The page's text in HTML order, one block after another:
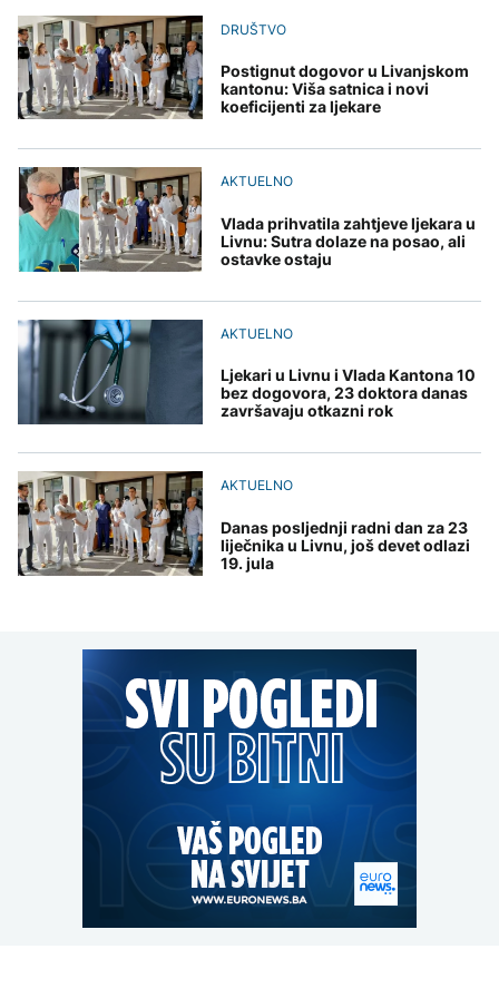
Počela isplata penzija u
RS
Nuklearka Krško
zbog niskog vodostaja i
visokih temperatura
Save
graničnim prelazima u
EU: Koja je svrha EES
čim je preopterećen?
Skočile cijene nafte na
se to odraziti na BiH
miliona dolara
KULTURA
Rat i pijesak prijete
Meroe u Sudanu
albumu
DRUŠTVO
Postignut dogovor u Livanjskom
kantonu: Viša satnica i novi
koeficijenti za ljekare
AKTUELNO
Vlada prihvatila zahtjeve ljekara u
Livnu: Sutra dolaze na posao, ali
ostavke ostaju
AKTUELNO
Ljekari u Livnu i Vlada Kantona 10
bez dogovora, 23 doktora danas
završavaju otkazni rok
AKTUELNO
Danas posljednji radni dan za 23
liječnika u Livnu, još devet odlazi
19. jula